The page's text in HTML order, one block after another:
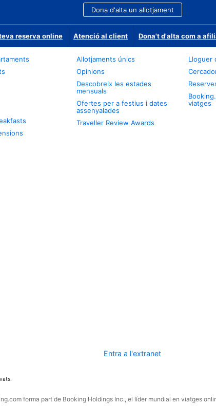
Dona d'alta un allotjament
reserva online Atenció al client Dona't d'alta com a
Allotjaments únics
Opinions
Descobreix les estades
mensuals
Ofertes per a festius i dates
assenyalades
Traveller Review Awards
Lloguer
viatges
Entra a l'extranet
forma part de Booking Holdings Inc., el líder mundial en viatges